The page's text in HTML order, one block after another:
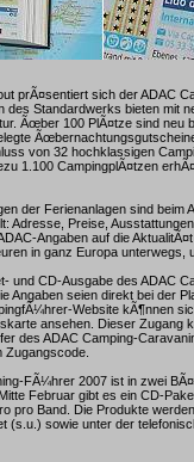
prÃ¤sentiert sich der ADAC
des Standardwerks bieten mit
Ãœber 100 PlÃ¤tze sind neu
von 32 hochklassigen
1.100 CampingplÃ¤tzen
der Ferienanlagen sind
Adresse, Preise,
Angaben auf die
in ganz Europa
und CD-Ausgabe des ADAC
Angaben seien direkt bei der
Website kÃ¶nnen
ansehen. Dieser
des ADAC Camping-
Zugangscode.
FÃ¼hrer 2007 ist in zwei
Februar gibt es ein CD-
pro Band. Die Produkte
(s.u.) sowie unter der